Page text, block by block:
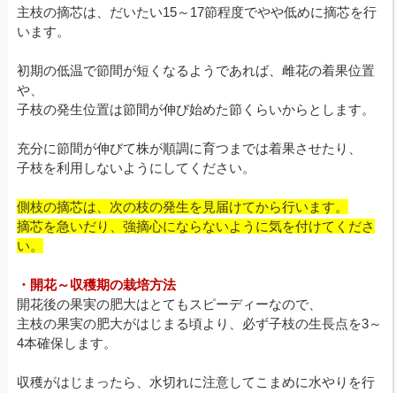
主枝の摘芯は、だいたい15～17節程度でやや低めに摘芯を行
います。
初期の低温で節間が短くなるようであれば、雌花の着果位置
や、
子枝の発生位置は節間が伸び始めた節くらいからとします。
充分に節間が伸びて株が順調に育つまでは着果させたり、
子枝を利用しないようにしてください。
側枝の摘芯は、次の枝の発生を見届けてから行います。
摘芯を急いだり、強摘心にならないように気を付けてくださ
い。
・開花～収穫期の栽培方法
開花後の果実の肥大はとてもスピーディーなので、
主枝の果実の肥大がはじまる頃より、必ず子枝の生長点を3～
4本確保します。
収穫がはじまったら、水切れに注意してこまめに水やりを行